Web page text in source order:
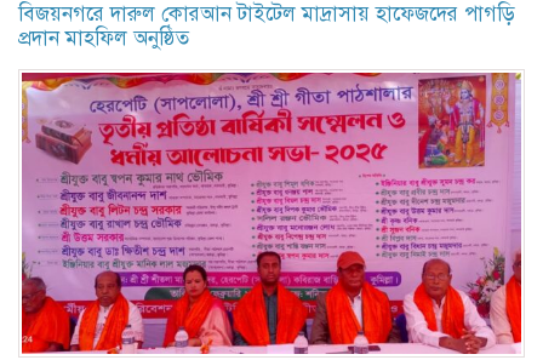
বিজয়নগরে দারুল কোরআন টাইটেল মাদ্রাসায় হাফেজদের পাগড়ি
প্রদান মাহফিল অনুষ্ঠিত